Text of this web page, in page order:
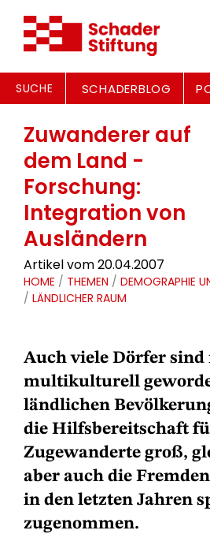
SUCHE SCHADERBLOG
Zuwanderer auf
dem Land -
Forschung:
Integration von
Ausländern
Artikel vom 20.04.2007
HOME / THEMEN / DEMOGRAPHIE
/ LÄNDLICHER RAUM
Auch viele Dörfer
multikulturell
ländlichen
die Hilfsbereitschaft
Zugewanderte groß,
aber auch die
in den letzten Jahren
zugenommen.